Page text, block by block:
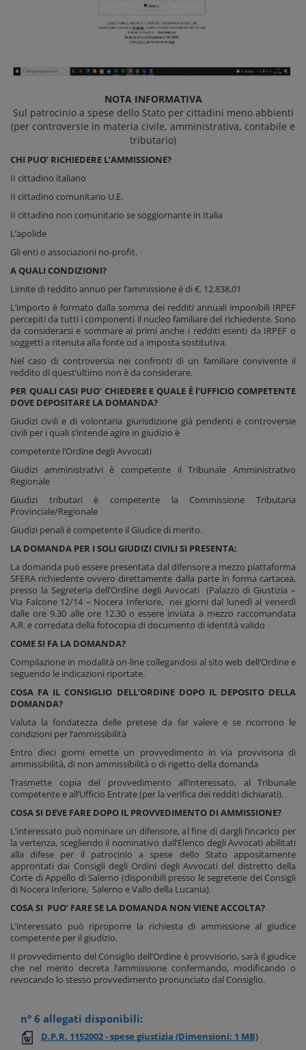
NOTA INFORMATIVA
Sul patrocinio a spese dello Stato per cittadini meno abbienti
(per controversie in materia civile, amministrativa, contabile e
tributario)
CHI PUO’ RICHIEDERE L’AMMISSIONE?
II cittadino italiano
II cittadino comunitario U.E.
II cittadino non comunitario se soggiornante in Italia
L’apolide
Gli enti o associazioni no-profit.
A QUALI CONDIZIONI?
Limite di reddito annuo per l’ammissione è di €. 12.838,01
L’importo è formato dalla somma dei redditi annuali imponibili IRPEF
percepiti da tutti i componenti il nucleo familiare del richiedente. Sono
da considerarsi e sommare ai primi anche i redditi esenti da IRPEF o
soggetti a ritenuta alla fonte od a imposta sostitutiva.
Nel caso di controversia nei confronti di un familiare convivente il
reddito di quest’ultimo non è da considerare.
PER QUALI CASI PUO’ CHIEDERE E QUALE È l’UFFICIO COMPETENTE
DOVE DEPOSITARE LA DOMANDA?
Giudizi civili e di volontaria giurisdizione già pendenti e controversie
civili per i quali s’intende agire in giudizio è
competente l’Ordine degli Avvocati
Giudizi amministrativi è competente il Tribunale Amministrativo
Regionale
Giudizi tributari è competente la Commissione Tributaria
Provinciale/Regionale
Giudizi penali è competente il Giudice di merito.
LA DOMANDA PER I SOLI GIUDIZI CIVILI SI PRESENTA:
La domanda può essere presentata dal difensore a mezzo piattaforma
SFERA richiedente ovvero direttamente dalla parte in forma cartacea,
presso la Segreteria dell’Ordine degli Avvocati (Palazzo di Giustizia –
Via Falcone 12/14 – Nocera Inferiore, nei giorni dal lunedì al venerdì
dalle ore 9.30 alle ore 12.30 o essere inviata a mezzo raccomandata
A.R. e corredata della fotocopia di documento di identità valido
COME SI FA LA DOMANDA?
Compilazione in modalità on-line collegandosi al sito web dell’Ordine e
seguendo le indicazioni riportate.
COSA FA IL CONSIGLIO DELL’ORDINE DOPO IL DEPOSITO DELLA
DOMANDA?
Valuta la fondatezza delle pretese da far valere e se ricorrono le
condizioni per l’ammissibilità
Entro dieci giorni emette un provvedimento in via provvisoria di
ammissibilità, di non ammissibilità o di rigetto della domanda
Trasmette copia del provvedimento all’interessato, al Tribunale
competente e all’Ufficio Entrate (per la verifica dei redditi dichiarati).
COSA SI DEVE FARE DOPO IL PROVVEDIMENTO DI AMMISSIONE?
L’interessato può nominare un difensore, al fine di dargli l’incarico per
la vertenza, scegliendo il nominativo dall’Elenco degli Avvocati abilitati
alla difese per il patrocinio a spese dello Stato appositamente
approntati dai Consigli degli Ordini degli Avvocati del distretto della
Corte di Appello di Salerno (disponibili presso le segreterie dei Consigli
di Nocera Inferiore, Salerno e Vallo della Lucania).
COSA SI PUO’ FARE SE LA DOMANDA NON VIENE ACCOLTA?
L’interessato può riproporre la richiesta di ammissione al giudice
competente per il giudizio.
II provvedimento del Consiglio dell’Ordine è provvisorio, sarà il giudice
che nel merito decreta l’ammissione confermando, modificando o
revocando lo stesso provvedimento pronunciato dal Consiglio.
n° 6 allegati disponibili:
D.P.R. 1152002 - spese giustizia (Dimensioni: 1 MB)